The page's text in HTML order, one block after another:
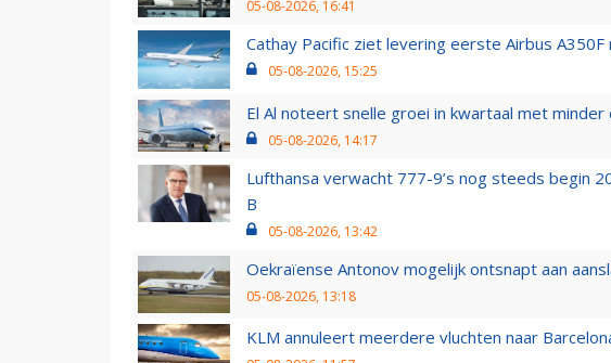
05-08-2026, 16:41
Cathay Pacific ziet levering eerste Airbus
05-08-2026, 15:25
El Al noteert snelle groei in kwartaal met
05-08-2026, 14:17
Lufthansa verwacht 777-9’s nog steeds begin
B
05-08-2026, 13:42
Oekraïense Antonov mogelijk ontsnapt aan
05-08-2026, 13:18
KLM annuleert meerdere vluchten naar